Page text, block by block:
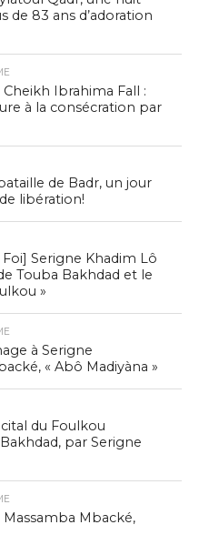
de 83 ans d’adoration
Cheikh Ibrahima Fall :
à la consécration par
de Badr, un jour
libération!
Serigne Khadim Lô
Touba Bakhdad et le
»
à Serigne
« Abô Madiyàna »
du Foulkou
par Serigne
Massamba Mbacké,